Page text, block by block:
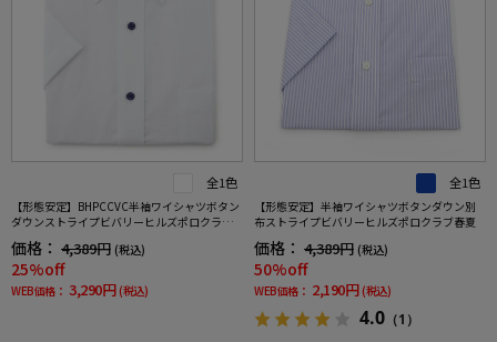
全1色
【形態安定】BHPCCVC半袖ワイシャツボタン
ダウンストライプビバリーヒルズポロクラブ
価格： 4,389円 (税込)
25%off
WEB価格： 3,290円 (税込)
全1色
【形態安定】半袖ワイシャツボタンダウン別
布ストライプビバリーヒルズポロクラブ春夏
価格： 4,389円 (税込)
50%off
WEB価格： 2,190円 (税込)
4.0 （1）